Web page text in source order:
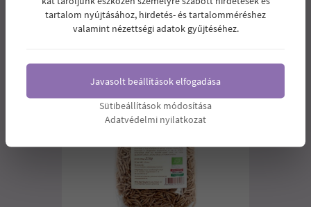
tartalom nyújtásához, hirdetés- és tartalomméréshez
valamint nézettségi adatok gyűjtéséhez.
Javasolt beállítások elfogadása
Sütibeállítások módosítása
Adatvédelmi nyilatkozat